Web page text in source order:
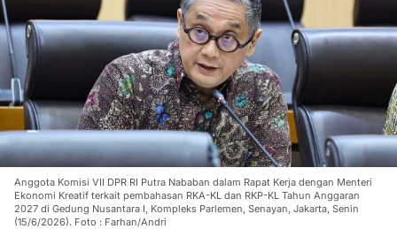
Anggota Komisi VII DPR RI Putra Nababan dalam Rapat Kerja dengan Menteri
Ekonomi Kreatif terkait pembahasan RKA-KL dan RKP-KL Tahun Anggaran
2027 di Gedung Nusantara I, Kompleks Parlemen, Senayan, Jakarta, Senin
(15/6/2026). Foto : Farhan/Andri